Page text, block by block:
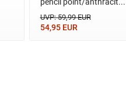
UVP: 59,99 EUR
54,95 EUR